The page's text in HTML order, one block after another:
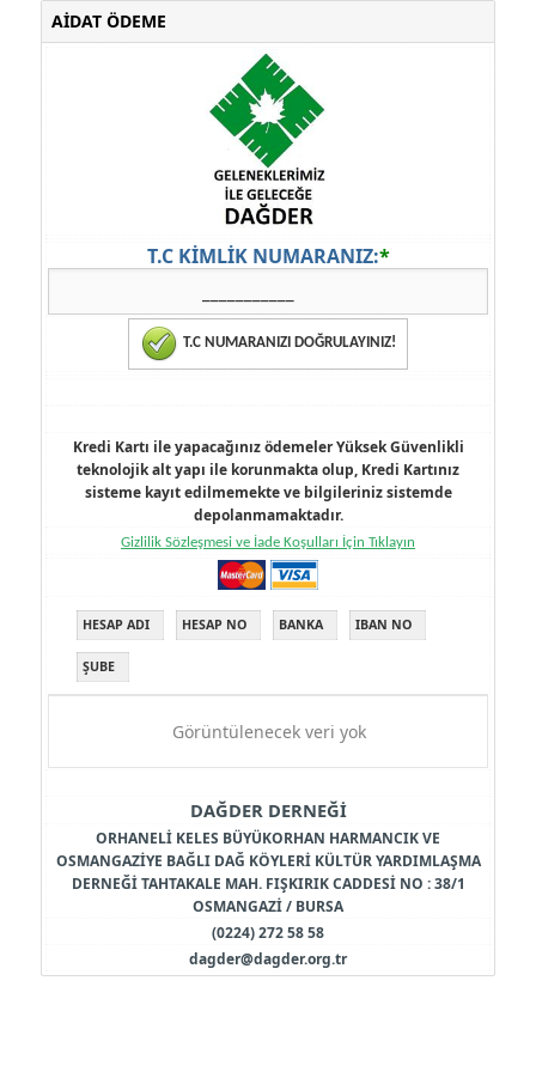
AİDAT ÖDEME
T.C KİMLİK NUMARANIZ:*
T.C NUMARANIZI DOĞRULAYINIZ!
Kredi Kartı ile yapacağınız ödemeler Yüksek Güvenlikli
teknolojik alt yapı ile korunmakta olup, Kredi Kartınız
sisteme kayıt edilmemekte ve bilgileriniz sistemde
depolanmamaktadır.
Gizlilik Sözleşmesi ve İade Koşulları İçin Tıklayın
HESAP ADI HESAP NO BANKA IBAN NO
ŞUBE
Görüntülenecek veri yok
DAĞDER DERNEĞİ
ORHANELİ KELES BÜYÜKORHAN HARMANCIK VE
OSMANGAZİYE BAĞLI DAĞ KÖYLERİ KÜLTÜR YARDIMLAŞMA
DERNEĞİ TAHTAKALE MAH. FIŞKIRIK CADDESİ NO : 38/1
OSMANGAZİ / BURSA
(0224) 272 58 58
dagder@dagder.org.tr